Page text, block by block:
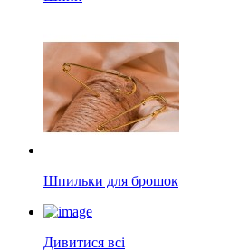
Шпильки для брошок
Дивитися всі